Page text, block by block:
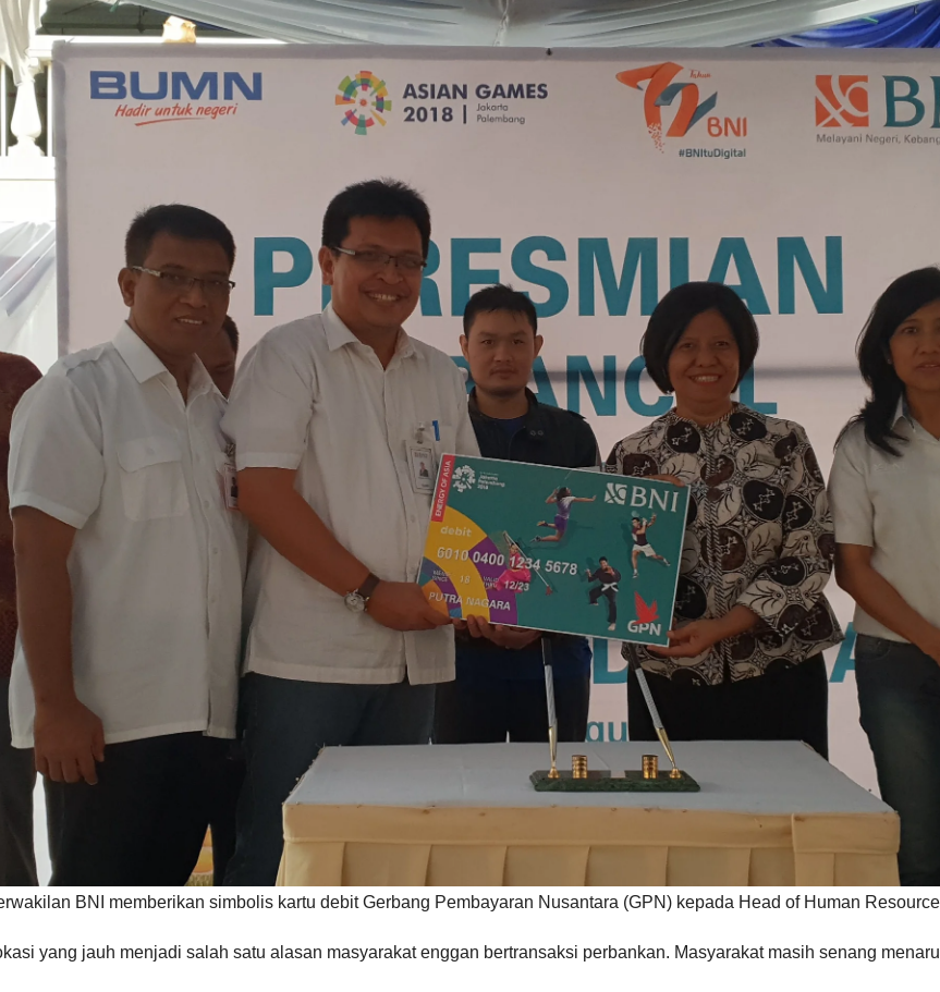
BNI memberikan simbolis kartu debit Gerbang Pembayaran Nusantara (GPN) kepada Head of Human
yang jauh menjadi salah satu alasan masyarakat enggan bertransaksi perbankan. Masyarakat masih senang